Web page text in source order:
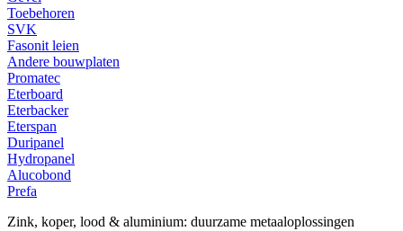
Toebehoren
SVK
Fasonit leien
Andere bouwplaten
Promatec
Eterboard
Eterbacker
Eterspan
Duripanel
Hydropanel
Alucobond
Prefa
Zink, koper, lood & aluminium: duurzame metaaloplossingen